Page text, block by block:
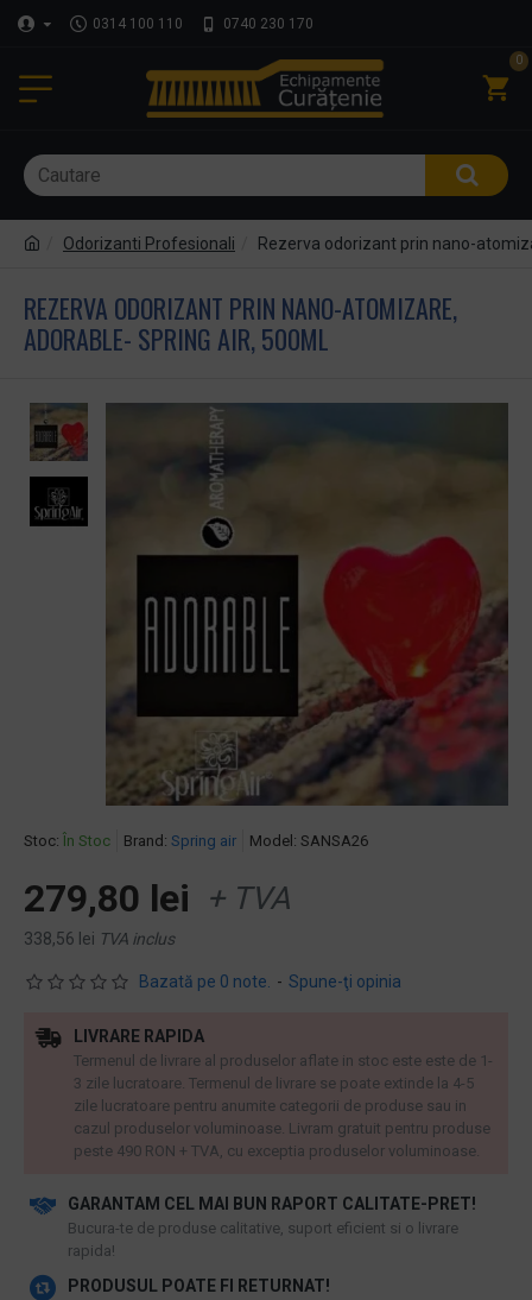
0314 100 110 0740 230 170
0
Odorizanti Profesionali Rezerva odorizant prin nano-
REZERVA ODORIZANT PRIN NANO-ATOMIZARE,
ADORABLE- SPRING AIR, 500ML
Stoc: În Stoc Brand: Spring air Model: SANSA26
Bazată pe 0 note. - Spune-ţi opinia
279,80 lei + TVA
338,56 lei TVA inclus
GARANTAM CEL MAI BUN RAPORT CALITATE-PRET!
​Bucura-te de produse calitative, suport eficient si o livrare
rapida!
PRODUSUL POATE FI RETURNAT!
LIVRARE RAPIDA
Termenul de livrare al produselor aflate in stoc este este de 1-
3 zile lucratoare. Termenul de livrare se poate extinde la 4-5
zile lucratoare pentru anumite categorii de produse sau in
cazul produselor voluminoase. Livram gratuit pentru produse
peste 490 RON + TVA, cu exceptia produselor voluminoase.